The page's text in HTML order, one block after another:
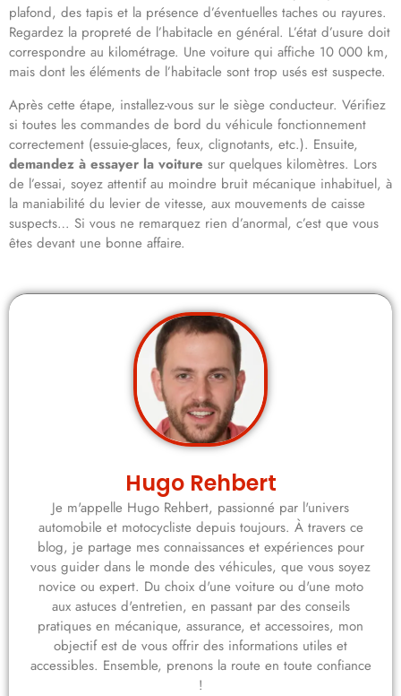
plafond, des tapis et la présence d’éventuelles taches ou rayures.
Regardez la propreté de l’habitacle en général. L’état d’usure doit
correspondre au kilométrage. Une voiture qui affiche 10 000 km,
mais dont les éléments de l’habitacle sont trop usés est suspecte.
Après cette étape, installez-vous sur le siège conducteur. Vérifiez
si toutes les commandes de bord du véhicule fonctionnement
correctement (essuie-glaces, feux, clignotants, etc.). Ensuite,
demandez à essayer la voiture sur quelques kilomètres. Lors
de l’essai, soyez attentif au moindre bruit mécanique inhabituel, à
la maniabilité du levier de vitesse, aux mouvements de caisse
suspects… Si vous ne remarquez rien d’anormal, c’est que vous
êtes devant une bonne affaire.
Hugo Rehbert
Je m'appelle Hugo Rehbert, passionné par l'univers
automobile et motocycliste depuis toujours. À travers ce
blog, je partage mes connaissances et expériences pour
vous guider dans le monde des véhicules, que vous soyez
novice ou expert. Du choix d'une voiture ou d'une moto
aux astuces d'entretien, en passant par des conseils
pratiques en mécanique, assurance, et accessoires, mon
objectif est de vous offrir des informations utiles et
accessibles. Ensemble, prenons la route en toute confiance
!